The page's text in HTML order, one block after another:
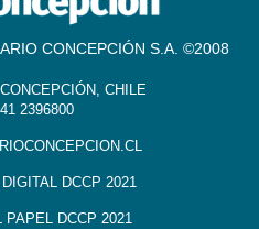
CONCEPCIÓN S.A. ©2008
CHILE
2396800
DCCP 2021
PAPEL DCCP 2021